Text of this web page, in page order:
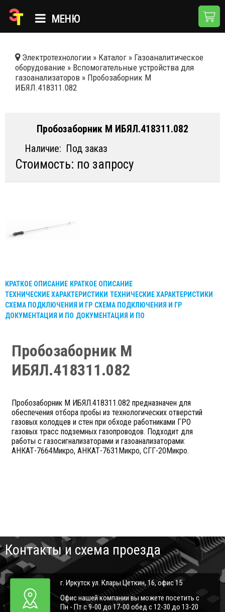
МЕНЮ
КАТАЛОГ
О КОМПАНИИ
НОВОСТИ
ДОСТАВКА И ОПЛАТА
Электротехнологии » Каталог » Газоаналитическое
оборудование » Вспомогательные устройства для
газоанализаторов » Пробозаборник М
ИБЯЛ.418311.082
Пробозаборник М ИБЯЛ.418311.082
Наличие: Под заказ
Стоимость: по запросу
КРАТКОЕ ОПИСАНИЕ КРАТКОЕ ОПИСАНИЕ
ТЕХНИЧЕСКИЕ ХАРАКТЕРИСТИКИ ТЕХНИЧЕСКИЕ ХАРАКТЕРИСТИКИ
СХЕМА ПОДКЛЮЧЕНИЯ И ГР СХЕМА ПОДКЛЮЧЕНИЯ И ГР
ДОКУМЕНТАЦИЯ И ПО ДОКУМЕНТАЦИЯ И ПО
Пробозаборник М
ИБЯЛ.418311.082
Пробозаборник М ИБЯЛ.418311.082 предназначен для
обеспечения отбора пробы из технологических отверстий
газовых колодцев и стен при обходе работниками ГРО
газовых трасс подземных газопроводов. Подходит для
работы с газосигнализаторами и газоанализаторами:
АНКАТ-7664Микро, АНКАТ-7631Микро, СГГ-20Микро.
Контакты и схема проезда
г. Иркутск ул. Клары Цеткин, 16, офис 15
Офис нашей компании вы можете посетить с
Пн - Пт с 9-00 до 17-00 обед с 12-30 до 13-20